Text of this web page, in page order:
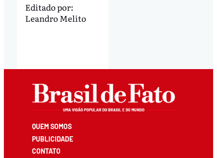
Editado por:
Leandro Melito
QUEM SOMOS
PUBLICIDADE
CONTATO